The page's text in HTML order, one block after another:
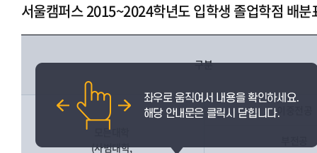
서울캠퍼스 2015~2024학년도 입학생 졸업학점 배분
구분
모든대학
(사범대학,
이중전공